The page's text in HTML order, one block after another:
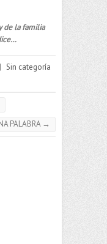
de la familia
| Sin categoría
PALABRA →